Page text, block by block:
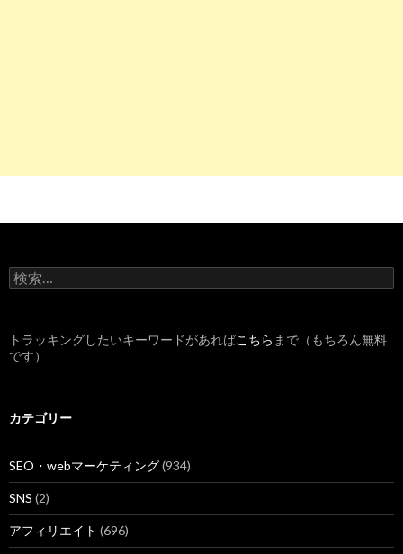
検
索
トラッキングしたいキーワードがあればこちら まで（もちろん無料
です）
カテゴリー
SEO・webマーケティング(934)
SNS (2)
アフィリエイト (696)